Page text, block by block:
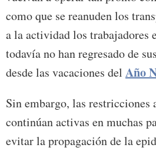
como que se reanuden los
a la actividad los trabajadores
todavía no han regresado de
desde las vacaciones del Año
Sin embargo, las restricciones
continúan activas en muchas
evitar la propagación de la